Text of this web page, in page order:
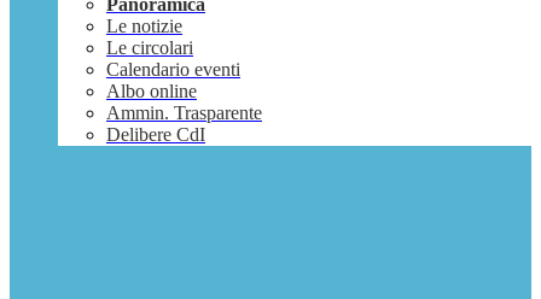
Panoramica
Le notizie
Le circolari
Calendario eventi
Albo online
Ammin. Trasparente
Delibere CdI